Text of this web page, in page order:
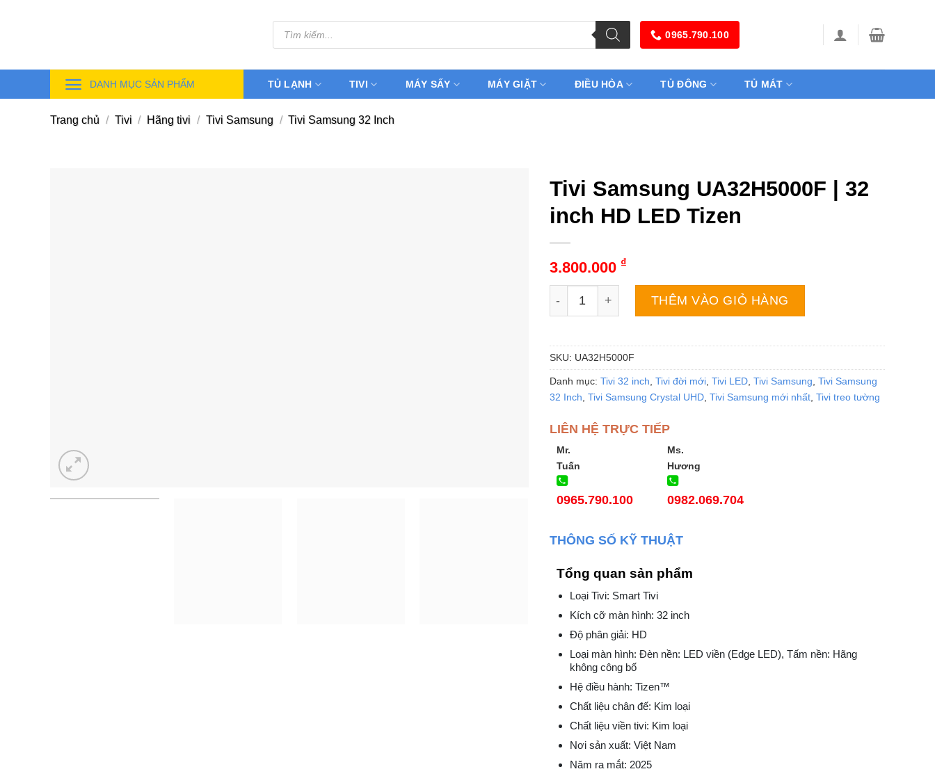
Tìm
kiếm
sản
0965.790.100
DANH MỤC SẢN PHẨM TỦ LẠNH TIVI MÁY SẤY MÁY GIẶT ĐIỀU HÒA TỦ ĐÔNG TỦ MÁT
Trang chủ / Tivi / Hãng tivi / Tivi Samsung / Tivi Samsung 32 Inch
Tivi Samsung UA32H5000F | 32
inch HD LED Tizen
3.800.000 ₫
Tivi Samsung UA32H5000F | 32 inch HD LED Tizen số lượng
THÊM VÀO GIỎ HÀNG
SKU: UA32H5000F
Danh mục: Tivi 32 inch Tivi đời mới, Tivi LED, Tivi Samsung Tivi Samsung
32 Inch Tivi Samsung Crystal UHD, Tivi Samsung mới nhất, Tivi treo tường
LIÊN HỆ TRỰC TIẾP
Mr.
Tuấn
0965.790.100
Ms.
Hương
0982.069.704
THÔNG SỐ KỸ THUẬT
Tổng quan sản phẩm
Loại Tivi: Smart Tivi
Kích cỡ màn hình: 32 inch
Độ phân giải: HD
Loại màn hình: Đèn nền: LED viền (Edge LED), Tấm nền: Hãng
không công bố
Hệ điều hành: Tizen™
Chất liệu chân đế: Kim loại
Chất liệu viền tivi: Kim loại
Nơi sản xuất: Việt Nam
Năm ra mắt: 2025